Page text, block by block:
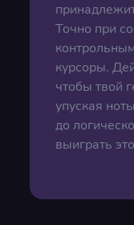
Точно при
курсоры.
чтобы твой
упуская
до
выиграть